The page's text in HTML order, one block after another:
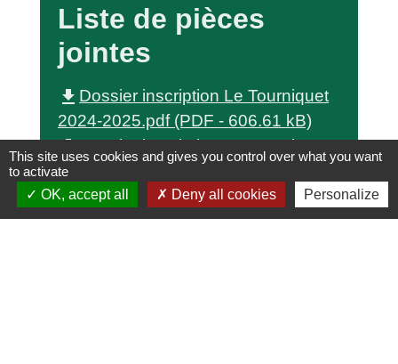
Liste de pièces
jointes
file_download Dossier inscription Le Tourniquet
2024-2025.pdf (PDF - 606.61 kB)
file_downloadDossier inscription Le Tourniquet
2025-2026.pdf (PDF - 608.89 kB)
This site uses cookies and gives you control over what you want
to activate
OK, accept all
Deny all cookies Personalize